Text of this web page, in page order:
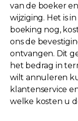
van de boeker
wijziging. Het is
boeking nog,
ons de
ontvangen. Dit
het bedrag in
wilt annuleren
klantenservice
welke kosten u